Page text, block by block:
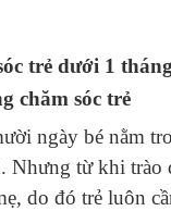
trẻ dưới 1
chăm sóc trẻ
ngày bé nằm
Nhưng từ khi trào
do đó trẻ luôn